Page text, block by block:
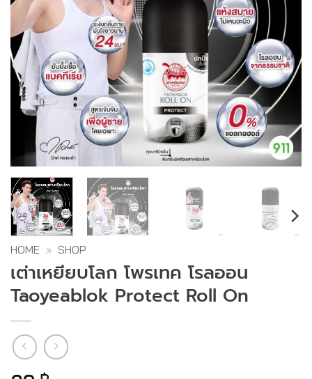
HOME » SHOP
เต่าเหยียบโลก โพรเทค โรลออน
Taoyeablok Protect Roll On